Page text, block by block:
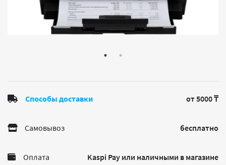
Способы доставки от 5000 ₸
Самовывоз бесплатно
Оплата Kaspi Pay или наличными в магазине